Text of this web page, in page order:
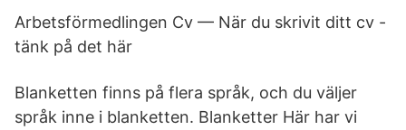
Arbetsförmedlingen Cv — När du skrivit ditt cv -
tänk på det här
Blanketten finns på flera språk, och du väljer
språk inne i blanketten. Blanketter Här har vi